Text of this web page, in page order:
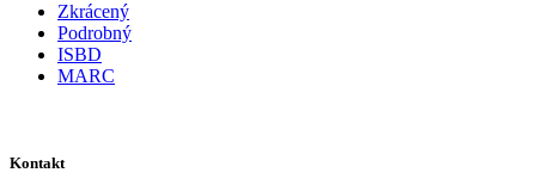
Zkrácený
Podrobný
ISBD
MARC
Kontakt